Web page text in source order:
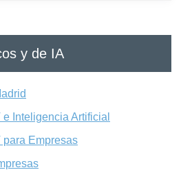
y de IA
Inteligencia Artificial
para Empresas